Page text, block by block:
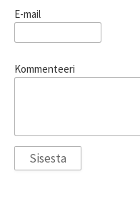
E-mail
Kommenteeri